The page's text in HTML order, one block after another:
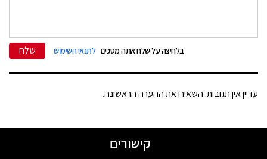
בלחיצה על שלח אתה מסכים לתנאי השימוש שלח
עדיין אין תגובות. השאירו את ההערה הראשונה.
קישורים